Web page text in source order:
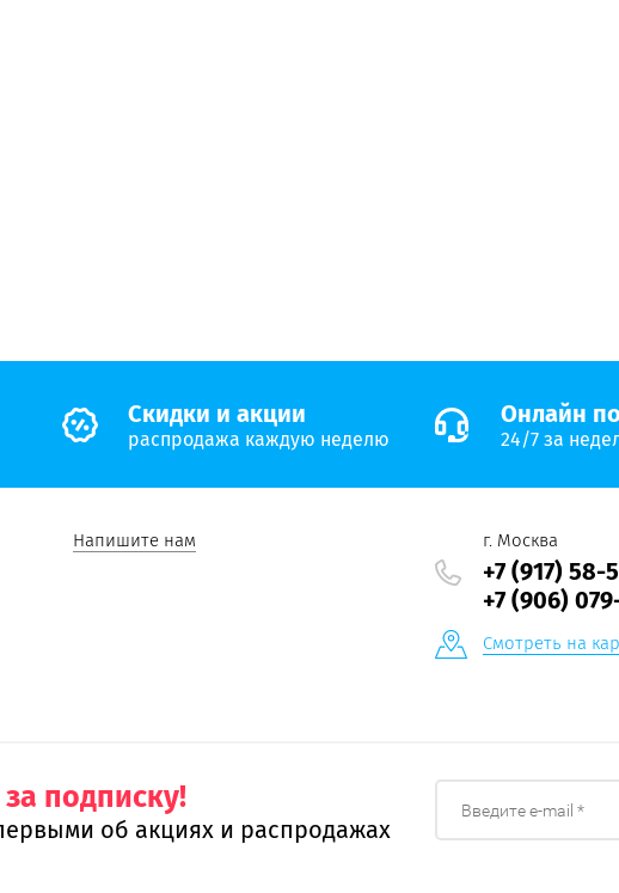
Cкидки и акции
распродажа каждую неделю
Онлайн
24/7 за
Напишите нам г. Москва
+7 (917) 58-
+7 (906)
Смотреть на
подписку!
об акциях и распродажах